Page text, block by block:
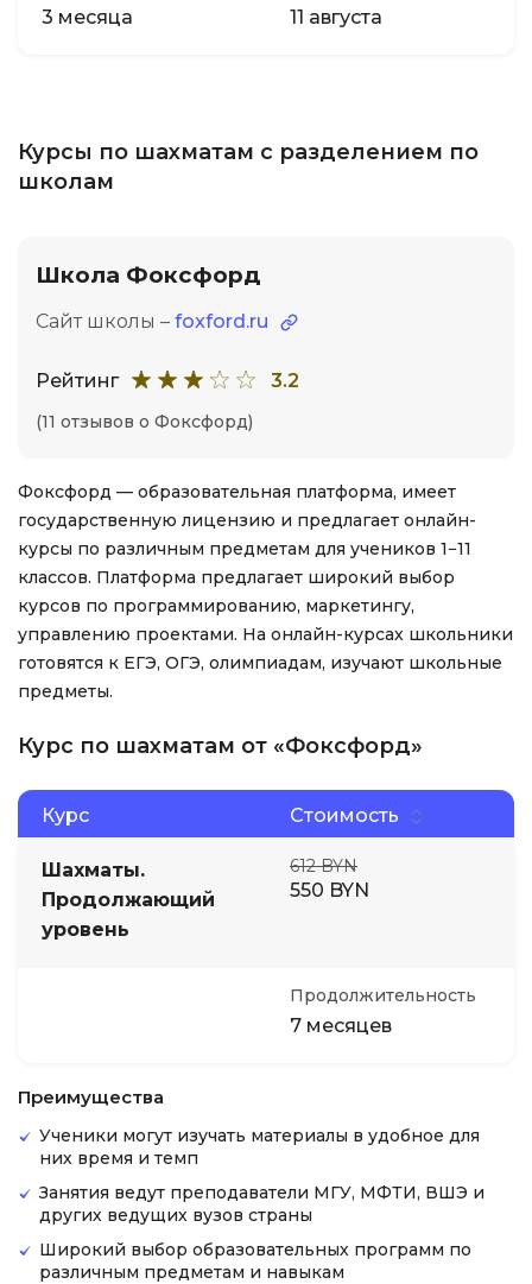
3 месяца 11 августа
Курсы по шахматам с разделением по
школам
Школа Фоксфорд
Сайт школы – foxford.ru
Рейтинг 3.2
(11 отзывов о Фоксфорд)
Фоксфорд — образовательная платформа, имеет
государственную лицензию и предлагает онлайн-
курсы по различным предметам для учеников 1−11
классов. Платформа предлагает широкий выбор
курсов по программированию, маркетингу,
управлению проектами. На онлайн-курсах школьники
готовятся к ЕГЭ, ОГЭ, олимпиадам, изучают школьные
предметы.
Курс по шахматам от «Фоксфорд»
Курс Стоимость
Шахматы.
Продолжающий
уровень
612 BYN
550 BYN
Продолжительность
7 месяцев
Преимущества
Ученики могут изучать материалы в удобное для
них время и темп
Занятия ведут преподаватели МГУ, МФТИ, ВШЭ и
других ведущих вузов страны
Широкий выбор образовательных программ по
различным предметам и навыкам